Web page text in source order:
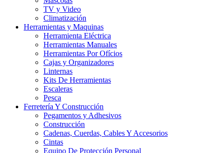
TV y Video
Climatización
Herramientas y Maquinas
Herramienta Eléctrica
Herramientas Manuales
Herramientas Por Ofícios
Cajas y Organizadores
Linternas
Kits De Herramientas
Escaleras
Pesca
Ferretería Y Construcción
Pegamentos y Adhesivos
Construcción
Cadenas, Cuerdas, Cables Y Accesorios
Cintas
Equipo De Protección Personal